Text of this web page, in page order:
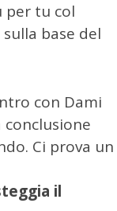
per tu col
base del
con Dami
conclusione
Ci prova un
il